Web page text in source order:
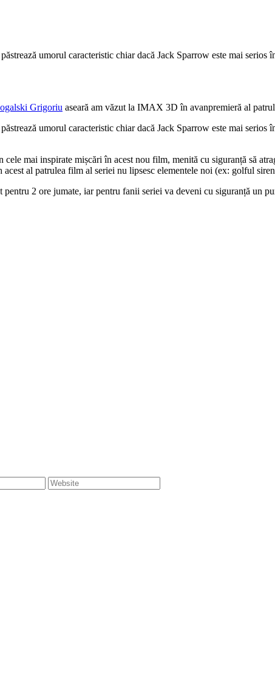
umorul caracteristic chiar dacă Jack Sparrow este mai
Grigoriu aseară am văzut la IMAX 3D în avanpremieră al
umorul caracteristic chiar dacă Jack Sparrow este mai
cele mai inspirate mișcări în acest nou film, menită cu siguranță să
al patrulea film al seriei nu lipsesc elementele noi (ex: golful
pentru 2 ore jumate, iar pentru fanii seriei va deveni cu siguranță un